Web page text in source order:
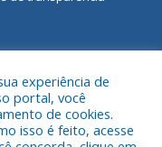
experiência de
portal, você
de cookies.
isso é feito, acesse